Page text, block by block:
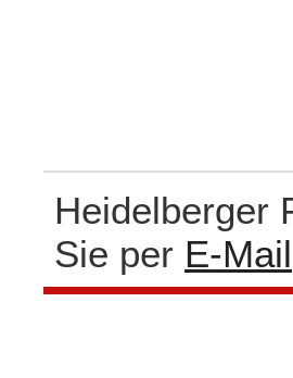
Heidelberger
Sie per E-Mail